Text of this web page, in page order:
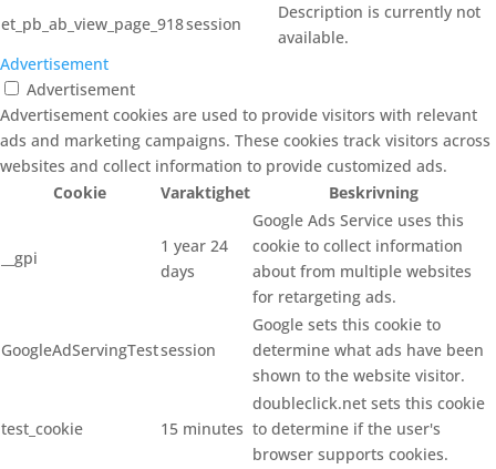
et_pb_ab_view_page_918session
Description is currently not
available.
Advertisement
Advertisement
Advertisement cookies are used to provide visitors with relevant
ads and marketing campaigns. These cookies track visitors across
websites and collect information to provide customized ads.
Cookie
Varaktighet Beskrivning
__gpi
1 year 24
days
Google Ads Service uses this
cookie to collect information
about from multiple websites
for retargeting ads.
GoogleAdServingTestsession
Google sets this cookie to
determine what ads have been
shown to the website visitor.
test_cookie 15 minutes
doubleclick.net sets this cookie
to determine if the user's
browser supports cookies.